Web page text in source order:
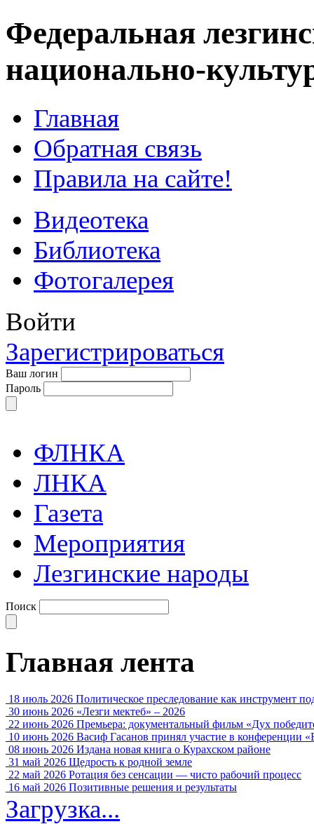
Федеральная
национально-
Главная
Обратная связь
Правила на сайте!
Видеотека
Библиотека
Фотогалерея
Войти
Зарегистрироваться
Ваш логин
Пароль
ФЛНКА
ЛНКА
Газета
Мероприятия
Лезгинские народы
Поиск
Главная лента
18 июль 2026 Политическое преследование как инструмент
30 июнь 2026 «Лезги мектеб» – 2026
22 июнь 2026 Премьера: документальный фильм «Дух
10 июнь 2026 Васиф Гасанов принял участие в конференции
08 июнь 2026 Издана новая книга о Курахском районе
31 май 2026 Щедрость к родной земле
22 май 2026 Ротация без сенсации — чисто рабочий процесс
16 май 2026 Позитивные решения и результаты
Загрузка...